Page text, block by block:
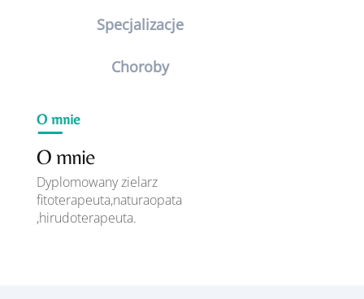
Specjalizacje
Choroby
O mnie
O mnie
Dyplomowany zielarz
fitoterapeuta,naturaopata
,hirudoterapeuta.